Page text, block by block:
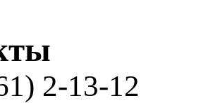
2-13-12